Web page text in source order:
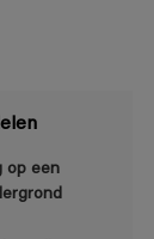
op een